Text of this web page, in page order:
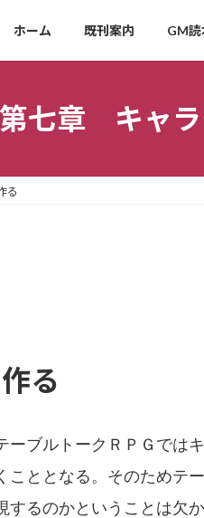
ホーム 既刊案内 GM読
第七章 キャラ
る
る
ブルトークＲＰＧでは
ととなる。そのためテ
るのかということは欠